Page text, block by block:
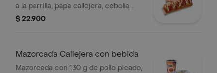
a la parrilla, papa callejera, cebolla
picada, salsa blanca, salsa de tomate
$ 22.900
Mazorcada Callejera con bebida
Mazorcada con 130 g de pollo picado,